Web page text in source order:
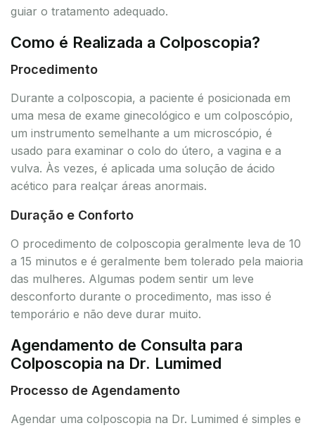
guiar o tratamento adequado.
Como é Realizada a Colposcopia?
Procedimento
Durante a colposcopia, a paciente é posicionada em
uma mesa de exame ginecológico e um colposcópio,
um instrumento semelhante a um microscópio, é
usado para examinar o colo do útero, a vagina e a
vulva. Às vezes, é aplicada uma solução de ácido
acético para realçar áreas anormais.
Duração e Conforto
O procedimento de colposcopia geralmente leva de 10
a 15 minutos e é geralmente bem tolerado pela maioria
das mulheres. Algumas podem sentir um leve
desconforto durante o procedimento, mas isso é
temporário e não deve durar muito.
Agendamento de Consulta para
Colposcopia na Dr. Lumimed
Processo de Agendamento
Agendar uma colposcopia na Dr. Lumimed é simples e